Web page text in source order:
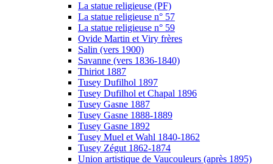
La statue religieuse (PF)
La statue religieuse n° 57
La statue religieuse n° 59
Ovide Martin et Viry frères
Salin (vers 1900)
Savanne (vers 1836-1840)
Thiriot 1887
Tusey Dufilhol 1897
Tusey Dufilhol et Chapal 1896
Tusey Gasne 1887
Tusey Gasne 1888-1889
Tusey Gasne 1892
Tusey Muel et Wahl 1840-1862
Tusey Zégut 1862-1874
Union artistique de Vaucouleurs (après 1895)